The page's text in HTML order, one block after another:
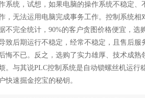
系统，试想，如果电脑的操作系统不稳定
，无法运用电脑完成事务工作。控制系统相
不完全统计，90%的客户贪图价格便宜，选
致后期运行不稳定，经常不稳定，且售后
悔不已。反之，选购了实力雄厚、技术成
。与其说PLC控制系统是自动锁螺丝机运
户快速掘金挖宝的秘钥。